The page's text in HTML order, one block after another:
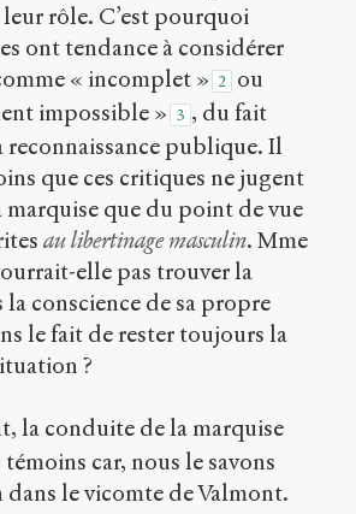
rôle. C’est pourquoi
ont tendance à considérer
« incomplet » 2
ou
impossible » 3 , du fait
reconnaissance publique. Il
que ces critiques ne jugent
que du point de vue
au libertinage masculin. Mme
elle pas trouver la
conscience de sa propre
le fait de rester toujours la
?
la conduite de la marquise
témoins car, nous le savons
dans le vicomte de Valmont.